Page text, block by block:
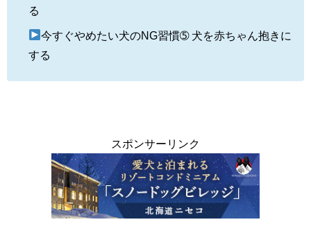
る
今すぐやめたい犬のNG習慣➄ 犬を赤ちゃん抱きに
する
スポンサーリンク